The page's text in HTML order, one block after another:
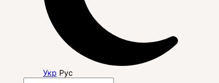
Укр Рус